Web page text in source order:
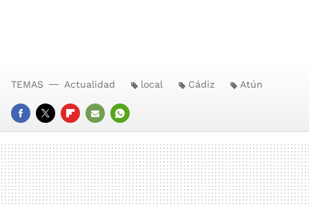
FACEBOOK
TWITTERFLIPBOARD
E-
MAIL
WHATSAPP
TEMAS Actualidad local Cádiz Atún